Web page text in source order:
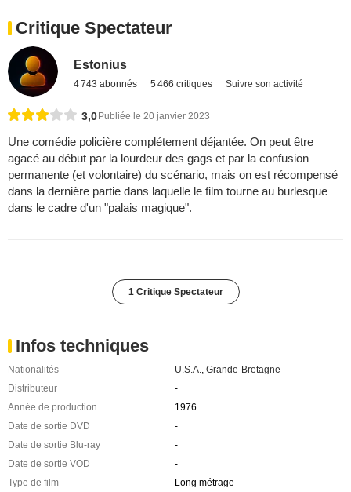
Critique Spectateur
Estonius
4 743 abonnés 5 466 critiques Suivre son activité
3,0 Publiée le 20 janvier 2023
Une comédie policière complétement déjantée. On peut être
agacé au début par la lourdeur des gags et par la confusion
permanente (et volontaire) du scénario, mais on est récompensé
dans la dernière partie dans laquelle le film tourne au burlesque
dans le cadre d'un "palais magique".
1 Critique Spectateur
Infos techniques
Nationalités U.S.A., Grande-Bretagne
Distributeur
-
Année de production
1976
Date de sortie DVD
-
Date de sortie Blu-ray
-
Date de sortie VOD
-
Type de film
Long métrage